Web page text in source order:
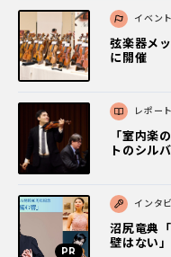
イベント
弦楽器メ
に開催
レポート
「室内楽
トのシル
インタ
沼尻竜典
壁はない